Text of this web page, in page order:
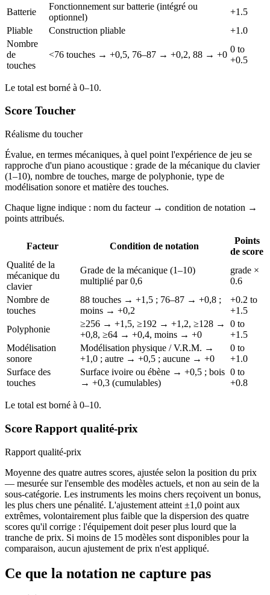
Batterie
Fonctionnement sur batterie (intégré ou
optionnel)
+1.5
Pliable
Construction pliable
+1.0
Nombre
de
touches
<76 touches → +0,5, 76–87 → +0,2, 88 → +0
0 to
+0.5
Le total est borné à 0–10.
Score Toucher
Réalisme du toucher
Évalue, en termes mécaniques, à quel point l'expérience de jeu se
rapproche d'un piano acoustique : grade de la mécanique du clavier
(1–10), nombre de touches, marge de polyphonie, type de
modélisation sonore et matière des touches.
Chaque ligne indique : nom du facteur → condition de notation →
points attribués.
Facteur Condition de notation
Points
de score
Qualité de la
mécanique du
clavier
Grade de la mécanique (1–10)
multiplié par 0,6
grade ×
0.6
Nombre de
touches
88 touches → +1,5 ; 76–87 → +0,8 ;
moins → +0,2
+0.2 to
+1.5
Polyphonie
≥256 → +1,5, ≥192 → +1,2, ≥128 →
+0,8, ≥64 → +0,4, moins → +0
0 to
+1.5
Modélisation
sonore
Modélisation physique / V.R.M. →
+1,0 ; autre → +0,5 ; aucune → +0
0 to
+1.0
Surface des
touches
Surface ivoire ou ébène → +0,5 ; bois
→ +0,3 (cumulables)
0 to
+0.8
Le total est borné à 0–10.
Score Rapport qualité-prix
Rapport qualité-prix
Moyenne des quatre autres scores, ajustée selon la position du prix
— mesurée sur l'ensemble des modèles actuels, et non au sein de la
sous-catégorie. Les instruments les moins chers reçoivent un bonus,
les plus chers une pénalité. L'ajustement atteint ±1,0 point aux
extrêmes, volontairement plus faible que la dispersion des quatre
scores qu'il corrige : l'équipement doit peser plus lourd que la
tranche de prix. Si moins de 15 modèles sont disponibles pour la
comparaison, aucun ajustement de prix n'est appliqué.
Ce que la notation ne capture pas